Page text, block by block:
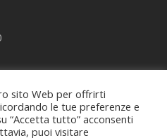
sito Web per offrirti
le tue preferenze e
“Accetta tutto” acconsenti
puoi visitare